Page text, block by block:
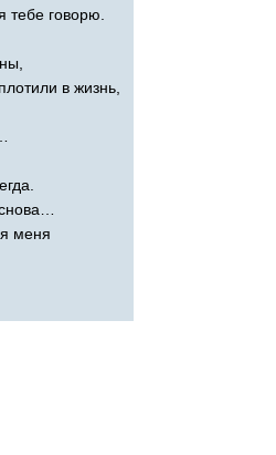
тебе говорю.
в жизнь,
меня